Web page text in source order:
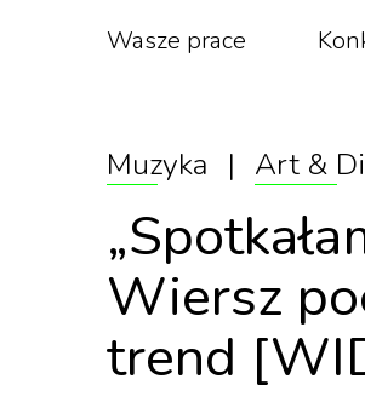
Wasze prace
Muzyka | Art &
Wiersz
trend